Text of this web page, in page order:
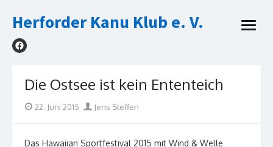
to
Herforder Kanu Klub e. V.
open
Die Ostsee ist kein Ententeich
Posted
22. Juni 2015 Author
Jens Steffen
Das Hawaiian Sportfestival 2015 mit Wind & Welle